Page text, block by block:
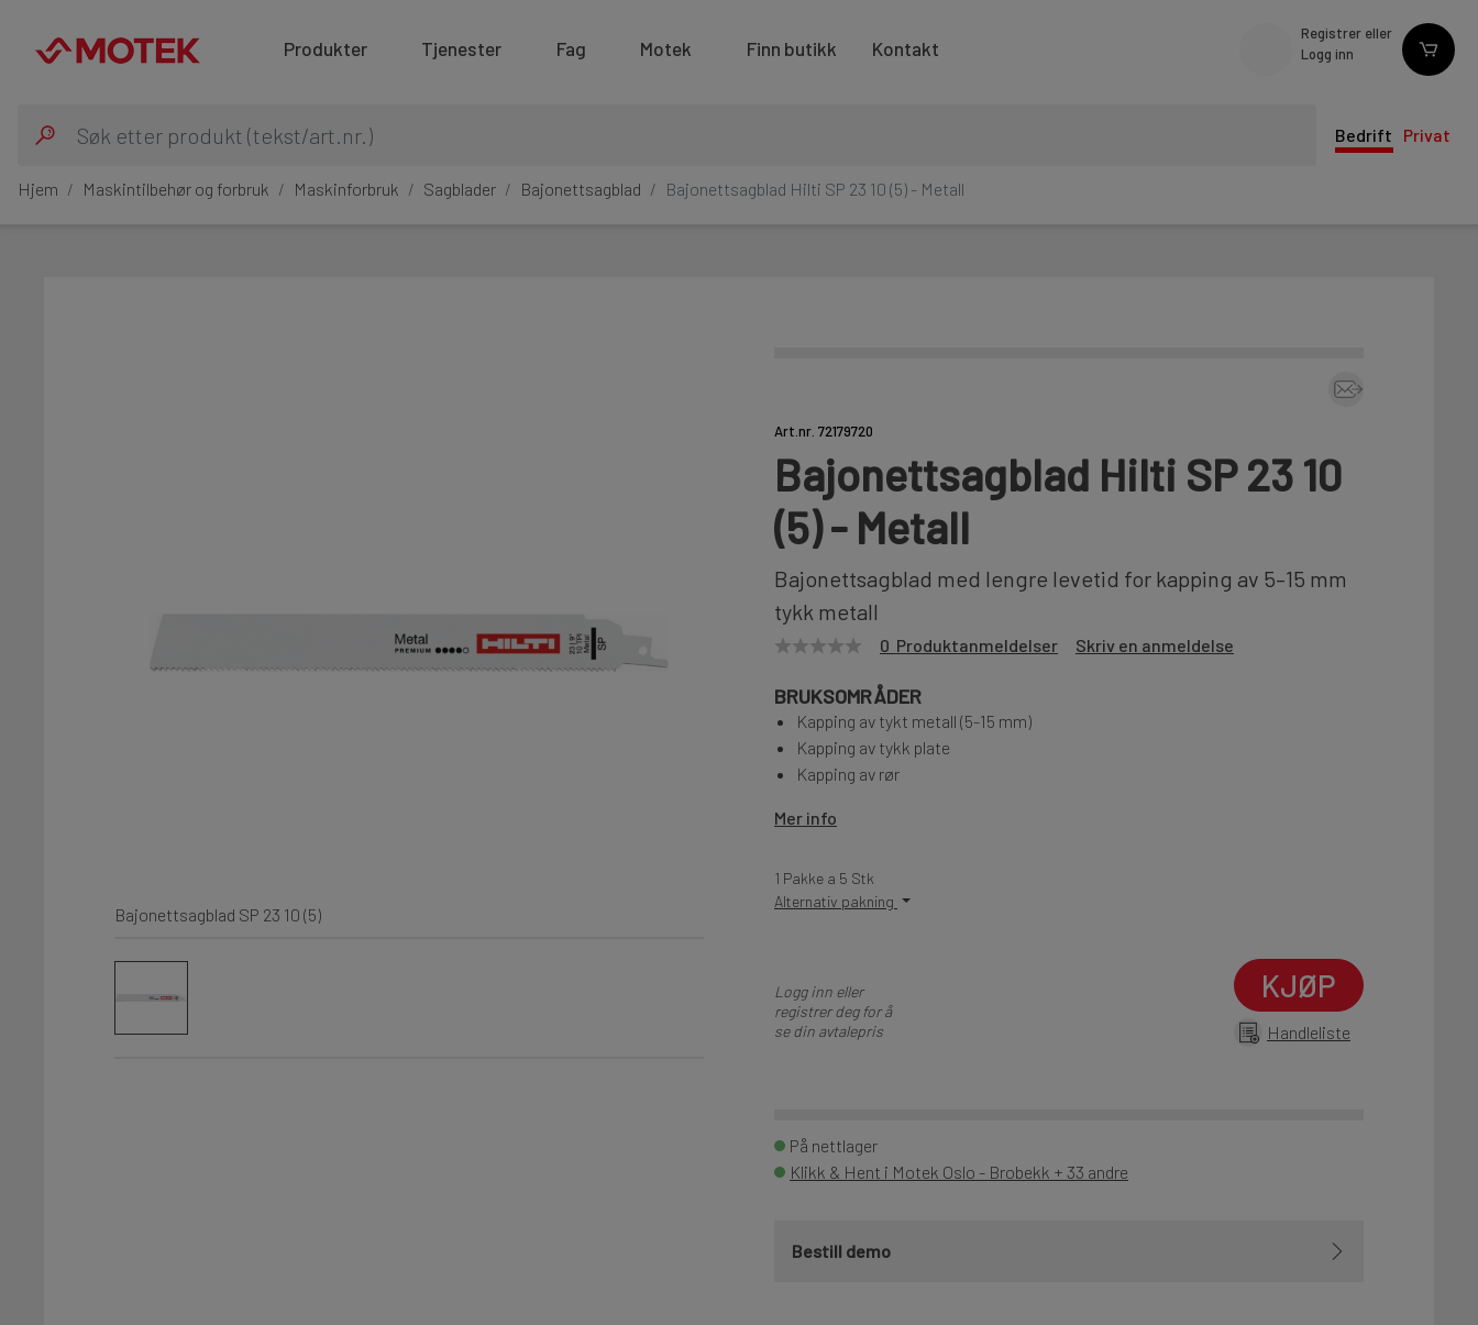
Produkter Tjenester Fag Motek Finn butikk Kontakt
Registrer eller
Logg inn
Bedrift Privat
Hjem Maskintilbehør og forbruk Maskinforbruk Sagblader Bajonettsagblad Bajonettsagblad Hilti SP 23 10 (5) - Metall
Bajonettsagblad SP 23 10 (5)
Art.nr. 72179720
Bajonettsagblad Hilti SP 23 10
(5) - Metall
Bajonettsagblad med lengre levetid for kapping av 5–15 mm
tykk metall
0 Produktanmeldelser Skriv en anmeldelse
BRUKSOMRÅDER
Kapping av tykt metall (5-15 mm)
Kapping av tykk plate
Kapping av rør
Mer info
1 Pakke a 5 Stk
Alternativ pakning
Logg inn eller
registrer deg for å
se din avtalepris
KJØP
Handleliste
På nettlager
Klikk & Hent i Motek Oslo - Brobekk + 33 andre
Bestill demo